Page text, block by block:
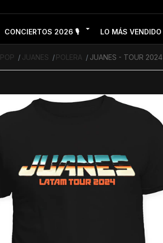
CONCIERTOS 2026 🎙️ LO MÁS VENDIDO
POP JUANES POLERA JUANES - TOUR 2024